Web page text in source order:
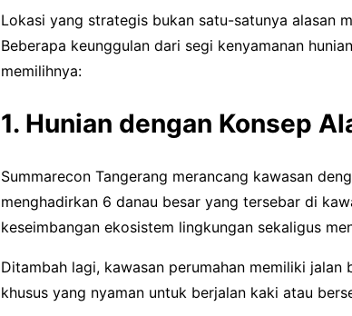
Lokasi yang strategis bukan satu-satunya alasan
Beberapa keunggulan dari segi kenyamanan
memilihnya:
1. Hunian dengan Konsep
Summarecon Tangerang merancang kawasan
menghadirkan 6 danau besar yang tersebar di
keseimbangan ekosistem lingkungan sekaligus
Ditambah lagi, kawasan perumahan memiliki
khusus yang nyaman untuk berjalan kaki atau